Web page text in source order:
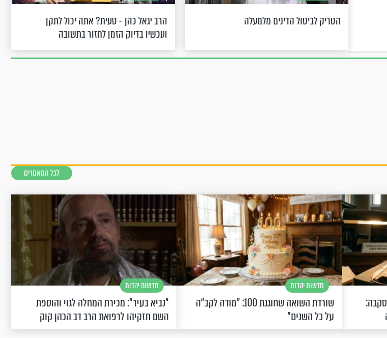
הטריק לביטול הדינים מלמעלה
הרב יגאל כהן - טעית? אתה יכול לתקן
ועכשיו בדיוק הזמן לחזור בתשובה
לכל המאמרים
חדשות יהדות
שורדת השואה שחוגגת 100: "מודה לקב"ה
על כל השנים"
חדשות יהדות
"נביא בעיר": מכירת המחלה לגוי והוספת
השם חזקיהו לרפואת הרב דב הכהן קוק